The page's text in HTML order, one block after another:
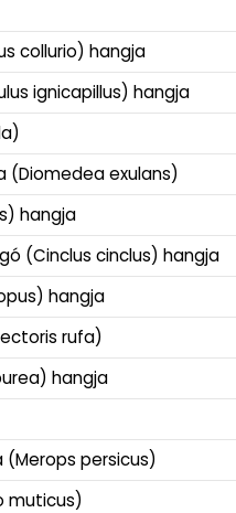
collurio) hangja
ignicapillus) hangja
(Diomedea exulans)
hangja
(Cinclus cinclus) hangja
hangja
rufa)
hangja
persicus)
muticus)